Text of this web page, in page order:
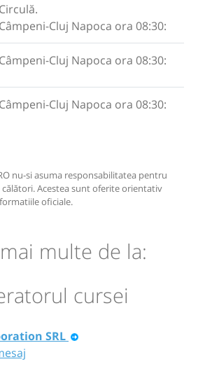
Circulă.
Câmpeni-Cluj Napoca ora 08:30:
Câmpeni-Cluj Napoca ora 08:30:
Câmpeni-Cluj Napoca ora 08:30:
nu-si asuma responsabilitatea pentru
Acestea sunt oferite orientativ
oficiale.
multe de la:
cursei
SRL